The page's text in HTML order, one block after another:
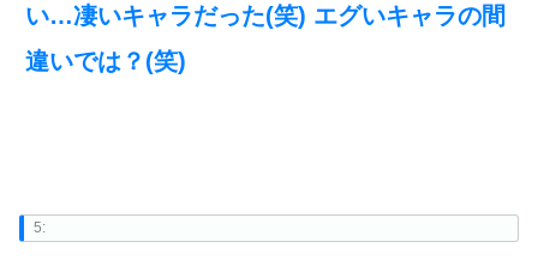
い…凄いキャラだった(笑) エグいキャラの間
違いでは？(笑)
5: